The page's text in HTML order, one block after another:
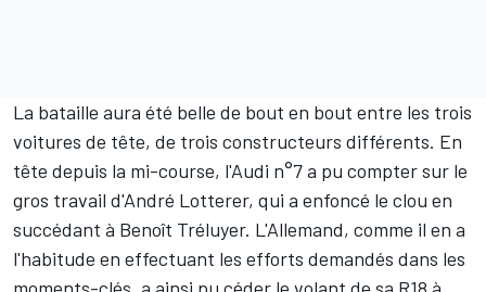
La bataille aura été belle de bout en bout entre les trois
voitures de tête, de trois constructeurs différents. En
tête depuis la mi-course, l'Audi n°7 a pu compter sur le
gros travail d'André Lotterer, qui a enfoncé le clou en
succédant à Benoît Tréluyer. L'Allemand, comme il en a
l'habitude en effectuant les efforts demandés dans les